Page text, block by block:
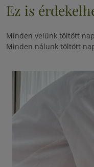
Ez is
Minden velünk töltött
Minden nálunk töltött